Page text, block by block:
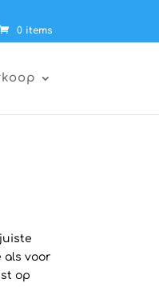
0 items
als voor
op